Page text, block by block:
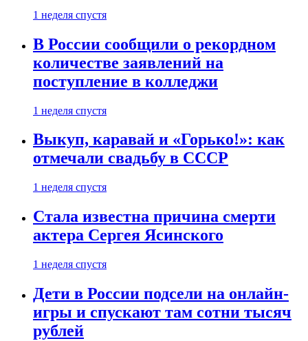
1 неделя спустя
В России сообщили о рекордном
количестве заявлений на
поступление в колледжи
1 неделя спустя
Выкуп, каравай и «Горько!»: как
отмечали свадьбу в СССР
1 неделя спустя
Стала известна причина смерти
актера Сергея Ясинского
1 неделя спустя
Дети в России подсели на онлайн-
игры и спускают там сотни тысяч
рублей